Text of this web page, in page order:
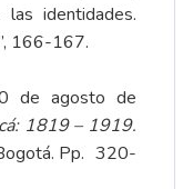
las identidades.
166-167.
de agosto de
1819 – 1919.
Pp. 320-